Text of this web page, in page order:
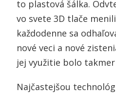
to plastová šálka.
vo svete 3D tlače
každodenne sa
nové veci a nové
jej využitie bolo
Najčastejšou